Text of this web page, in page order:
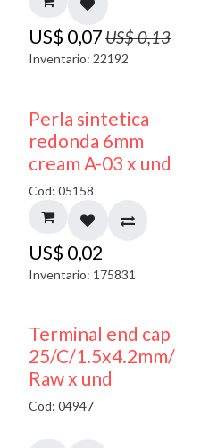
US$ 0,07US$0,13
Inventario: 22192
Perla sintetica
redonda 6mm
cream A-03 x und
Cod: 05158
US$ 0,02
Inventario: 175831
Terminal end cap
25/C/1.5x4.2mm/
Raw x und
Cod: 04947